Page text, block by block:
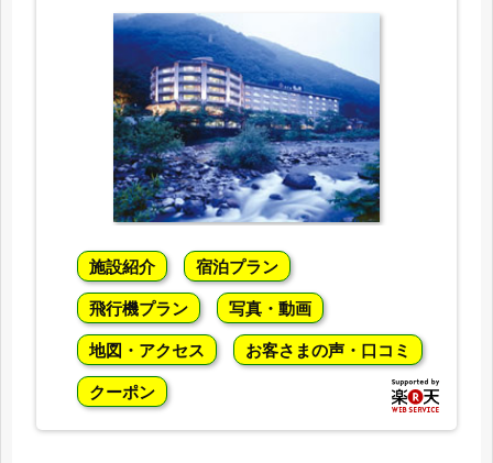
施設紹介 宿泊プラン
飛行機プラン 写真・動画
地図・アクセス お客さまの声・口コミ
クーポン